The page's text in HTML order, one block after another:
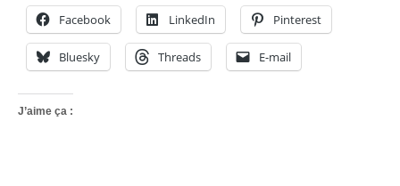
Facebook LinkedIn Pinterest
Bluesky Threads E-mail
J’aime ça :